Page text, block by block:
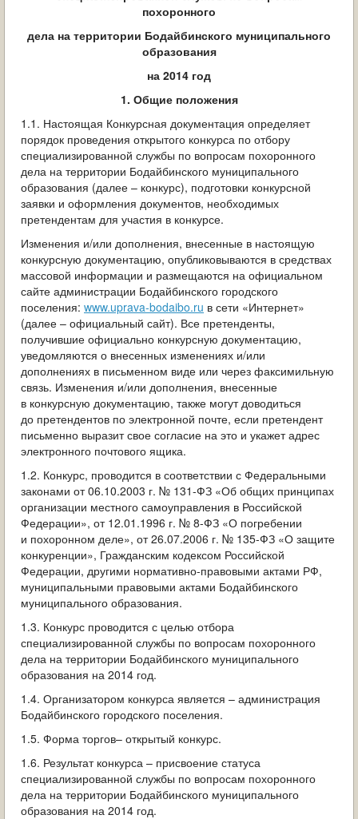
ДЕЯТЕЛЬНОСТЬ ПРОКУРАТУРЫ
похоронного
дела на территории Бодайбинского муниципального
образования
на 2014 год
1. Общие положения
1.1. Настоящая Конкурсная документация определяет
порядок проведения открытого конкурса по отбору
специализированной службы по вопросам похоронного
дела на территории Бодайбинского муниципального
образования (далее – конкурс), подготовки конкурсной
заявки и оформления документов, необходимых
претендентам для участия в конкурсе.
Изменения и/или дополнения, внесенные в настоящую
конкурсную документацию, опубликовываются в средствах
массовой информации и размещаются на официальном
сайте администрации Бодайбинского городского
поселения: www.uprava-bodaibo.ru в сети «Интернет»
(далее – официальный сайт). Все претенденты,
получившие официально конкурсную документацию,
уведомляются о внесенных изменениях и/или
дополнениях в письменном виде или через факсимильную
связь. Изменения и/или дополнения, внесенные
в конкурсную документацию, также могут доводиться
до претендентов по электронной почте, если претендент
письменно выразит свое согласие на это и укажет адрес
электронного почтового ящика.
1.2. Конкурс, проводится в соответствии с Федеральными
законами от 06.10.2003 г. № 131-ФЗ «Об общих принципах
организации местного самоуправления в Российской
Федерации», от 12.01.1996 г. № 8-ФЗ «О погребении
и похоронном деле», от 26.07.2006 г. № 135-ФЗ «О защите
конкуренции», Гражданским кодексом Российской
Федерации, другими нормативно-правовыми актами РФ,
муниципальными правовыми актами Бодайбинского
муниципального образования.
1.3. Конкурс проводится с целью отбора
специализированной службы по вопросам похоронного
дела на территории Бодайбинского муниципального
образования на 2014 год.
1.4. Организатором конкурса является – администрация
Бодайбинского городского поселения.
1.5. Форма торгов– открытый конкурс.
1.6. Результат конкурса – присвоение статуса
специализированной службы по вопросам похоронного
дела на территории Бодайбинского муниципального
образования на 2014 год.